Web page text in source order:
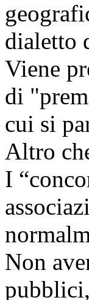
dialetto
Viene
di
cui si
Altro
I
Non